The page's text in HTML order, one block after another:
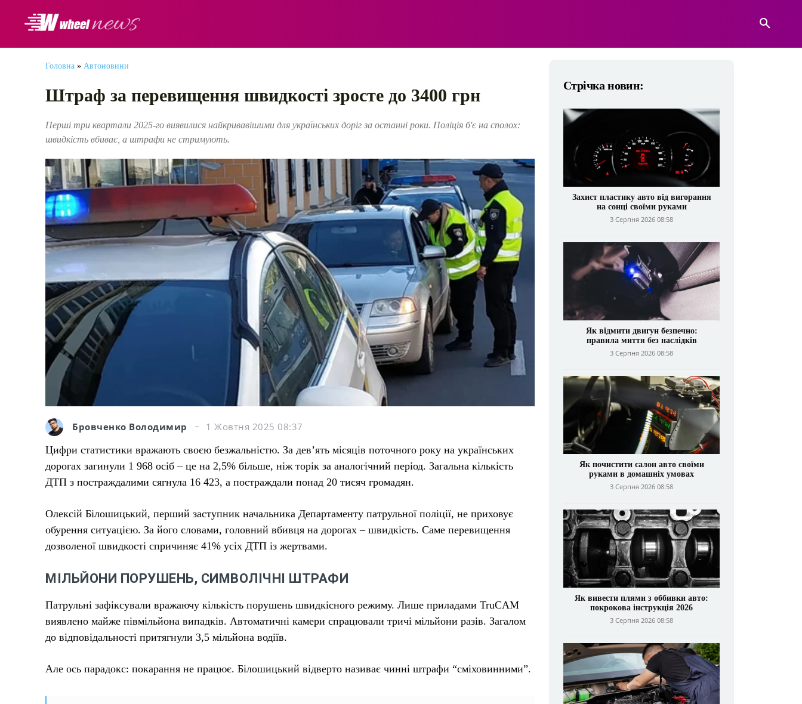
Головна » Автоновини
Штраф за перевищення швидкості зросте до 3400 грн
Перші три квартали 2025-го виявилися найкривавішими для українських доріг за останні роки. Поліція б'є на сполох:
швидкість вбиває, а штрафи не стримують.
Бровченко Володимир
1 Жовтня 2025 08:37
Цифри статистики вражають своєю безжальністю. За дев’ять місяців поточного року на українських
дорогах загинули 1 968 осіб – це на 2,5% більше, ніж торік за аналогічний період. Загальна кількість
ДТП з постраждалими сягнула 16 423, а постраждали понад 20 тисяч громадян.
Олексій Білошицький, перший заступник начальника Департаменту патрульної поліції, не приховує
обурення ситуацією. За його словами, головний вбивця на дорогах – швидкість. Саме перевищення
дозволеної швидкості спричиняє 41% усіх ДТП із жертвами.
МІЛЬЙОНИ ПОРУШЕНЬ, СИМВОЛІЧНІ ШТРАФИ
Патрульні зафіксували вражаючу кількість порушень швидкісного режиму. Лише приладами TruCAM
виявлено майже півмільйона випадків. Автоматичні камери спрацювали тричі мільйони разів. Загалом
до відповідальності притягнули 3,5 мільйона водіїв.
Але ось парадокс: покарання не працює. Білошицький відверто називає чинні штрафи “сміховинними”.
Стрічка новин:
Захист пластику авто від вигорання
на сонці своїми руками
3 Серпня 2026 08:58
Як відмити двигун безпечно:
правила миття без наслідків
3 Серпня 2026 08:58
Як почистити салон авто своїми
руками в домашніх умовах
3 Серпня 2026 08:58
Як вивести плями з оббивки авто:
покрокова інструкція 2026
3 Серпня 2026 08:58